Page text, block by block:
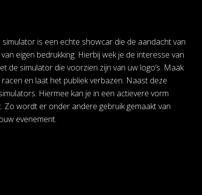
is een echte showcar die de aandacht van
eigen bedrukking. Hierbij wek je de interesse van
de simulator die voorzien zijn van uw logo’s. Maak
en laat het publiek verbazen. Naast deze
Hiermee kan je in een actievere vorm
Zo wordt er onder andere gebruik gemaakt van
evenement.